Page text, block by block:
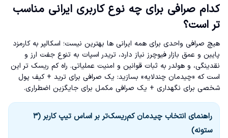
کدام صرافی برای چه نوع کاربری ایرانی مناسب
تر است؟
هیچ صرافی واحدی برای همه ایرانی ها بهترین نیست؛ اسکالپر به کارمزد
پایین و عمق بازار فیوچرز نیاز دارد، تریدر اسپات به تنوع جفت ارز و
نقدینگی، و هولدر به ثبات قوانین و امنیت عملیاتی. راه کم ریسک تر این
است که «چیدمان چندلایه» بسازید: یک صرافی برای ترید + کیف پول
شخصی برای نگهداری + یک صرافی مکمل برای جایگزین اضطراری.
راهنمای انتخاب چیدمان کم‌ریسک‌تر بر اساس تیپ کاربر (۳
ستونه)